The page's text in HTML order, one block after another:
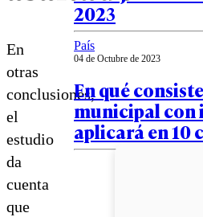
En
otras
conclusiones,
el
estudio
da
cuenta
que
2023
País
04 de Octubre de 2023
En qué
municipal con
aplicará en 10